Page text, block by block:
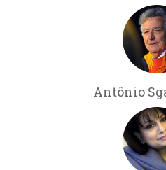
Antônio